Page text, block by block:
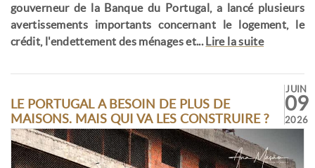
gouverneur de la Banque du Portugal, a lancé plusieurs
avertissements importants concernant le logement, le
crédit, l'endettement des ménages et... Lire la suite
LE PORTUGAL A BESOIN DE PLUS DE
MAISONS. MAIS QUI VA LES CONSTRUIRE ?
JUIN
09
2026